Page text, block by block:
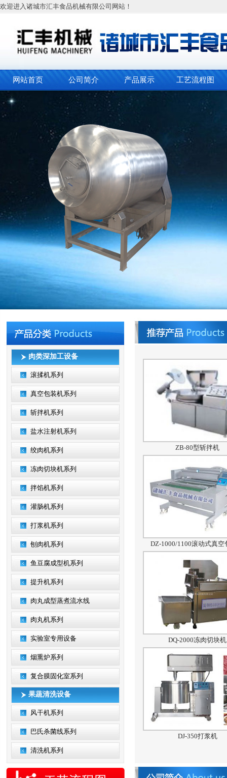
欢迎进入诸城市汇丰食品机械有限公司网站！
网站首页 公司简介 产品展示 工艺流程图
肉类深加工设备
滚揉机系列
真空包装机系列
斩拌机系列
盐水注射机系列
绞肉机系列
冻肉切块机系列
拌馅机系列
灌肠机系列
打浆机系列
刨肉机系列
鱼豆腐成型机系列
提升机系列
肉丸成型蒸煮流水线
肉丸机系列
实验室专用设备
烟熏炉系列
复合膜固化室系列
果蔬清洗设备
风干机系列
巴氏杀菌线系列
清洗机系列
ZB-80型斩拌机
DZ-1000/1100滚动式真空
DQ-2000冻肉切块机
DJ-350打浆机